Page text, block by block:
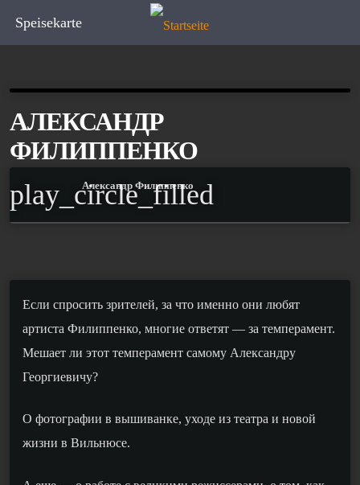
Speisekarte
АЛЕКСАНДР
ФИЛИППЕНКО
play_circle_filled
Александр Филиппенко
Если спросить зрителей, за что именно они любят
артиста Филиппенко, многие ответят — за темперамент.
Мешает ли этот темперамент самому Александру
Георгиевичу?
О фотографии в вышиванке, уходе из театра и новой
жизни в Вильнюсе.